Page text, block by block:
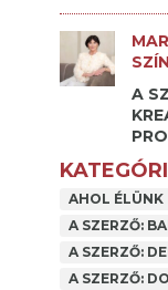
A
AHOL ÉLÜNK
A SZERZŐ:
A SZERZŐ:
A SZERZŐ: